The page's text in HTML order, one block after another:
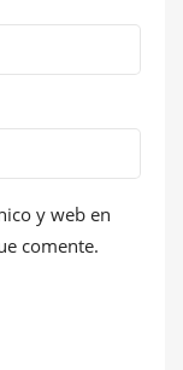
y web en
comente.